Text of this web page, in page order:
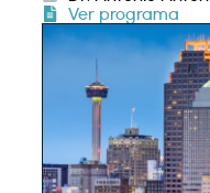
Ver programa